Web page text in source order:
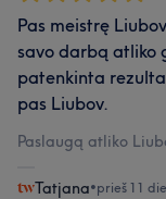
Pas meistrę
savo darbą atliko
patenkinta
pas Liubov.
Paslaugą atliko
Tatjana•prieš 11